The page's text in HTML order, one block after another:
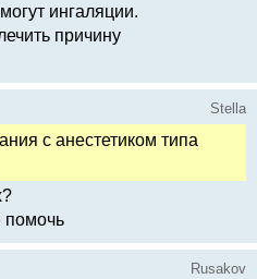
ингаляции.
причину
Stella
с анестетиком типа
помочь
Rusakov